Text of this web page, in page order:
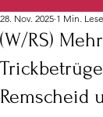
(W/RS)
Remscheid
28. Nov. 2025 1 Min.